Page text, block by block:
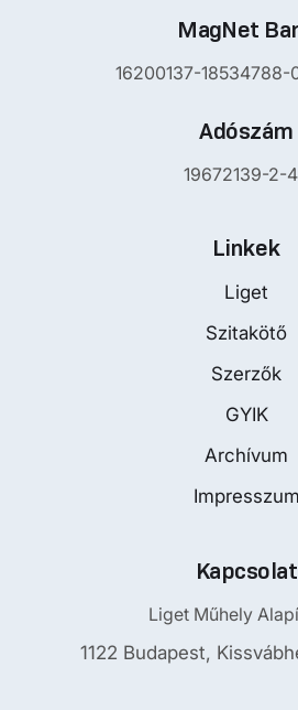
MagNet
16200137-
Adószám
19672139-2-
Linkek
Liget
Szitakötő
Szerzők
GYIK
Archívum
Impresszum
Kapcsolat
Liget Műhely
1122 Budapest,